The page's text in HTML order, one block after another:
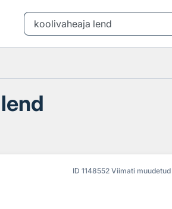
ID 1148552 Viimati muudetud